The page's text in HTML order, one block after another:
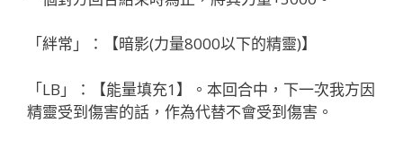
武：
ブ
ア
カ
（蔚
「絆常」：【暗影(力量8000以下的精靈)】
「LB」：【能量填充1】。本回合中，下一次我方因
精靈受到傷害的話，作為代替不會受到傷害。